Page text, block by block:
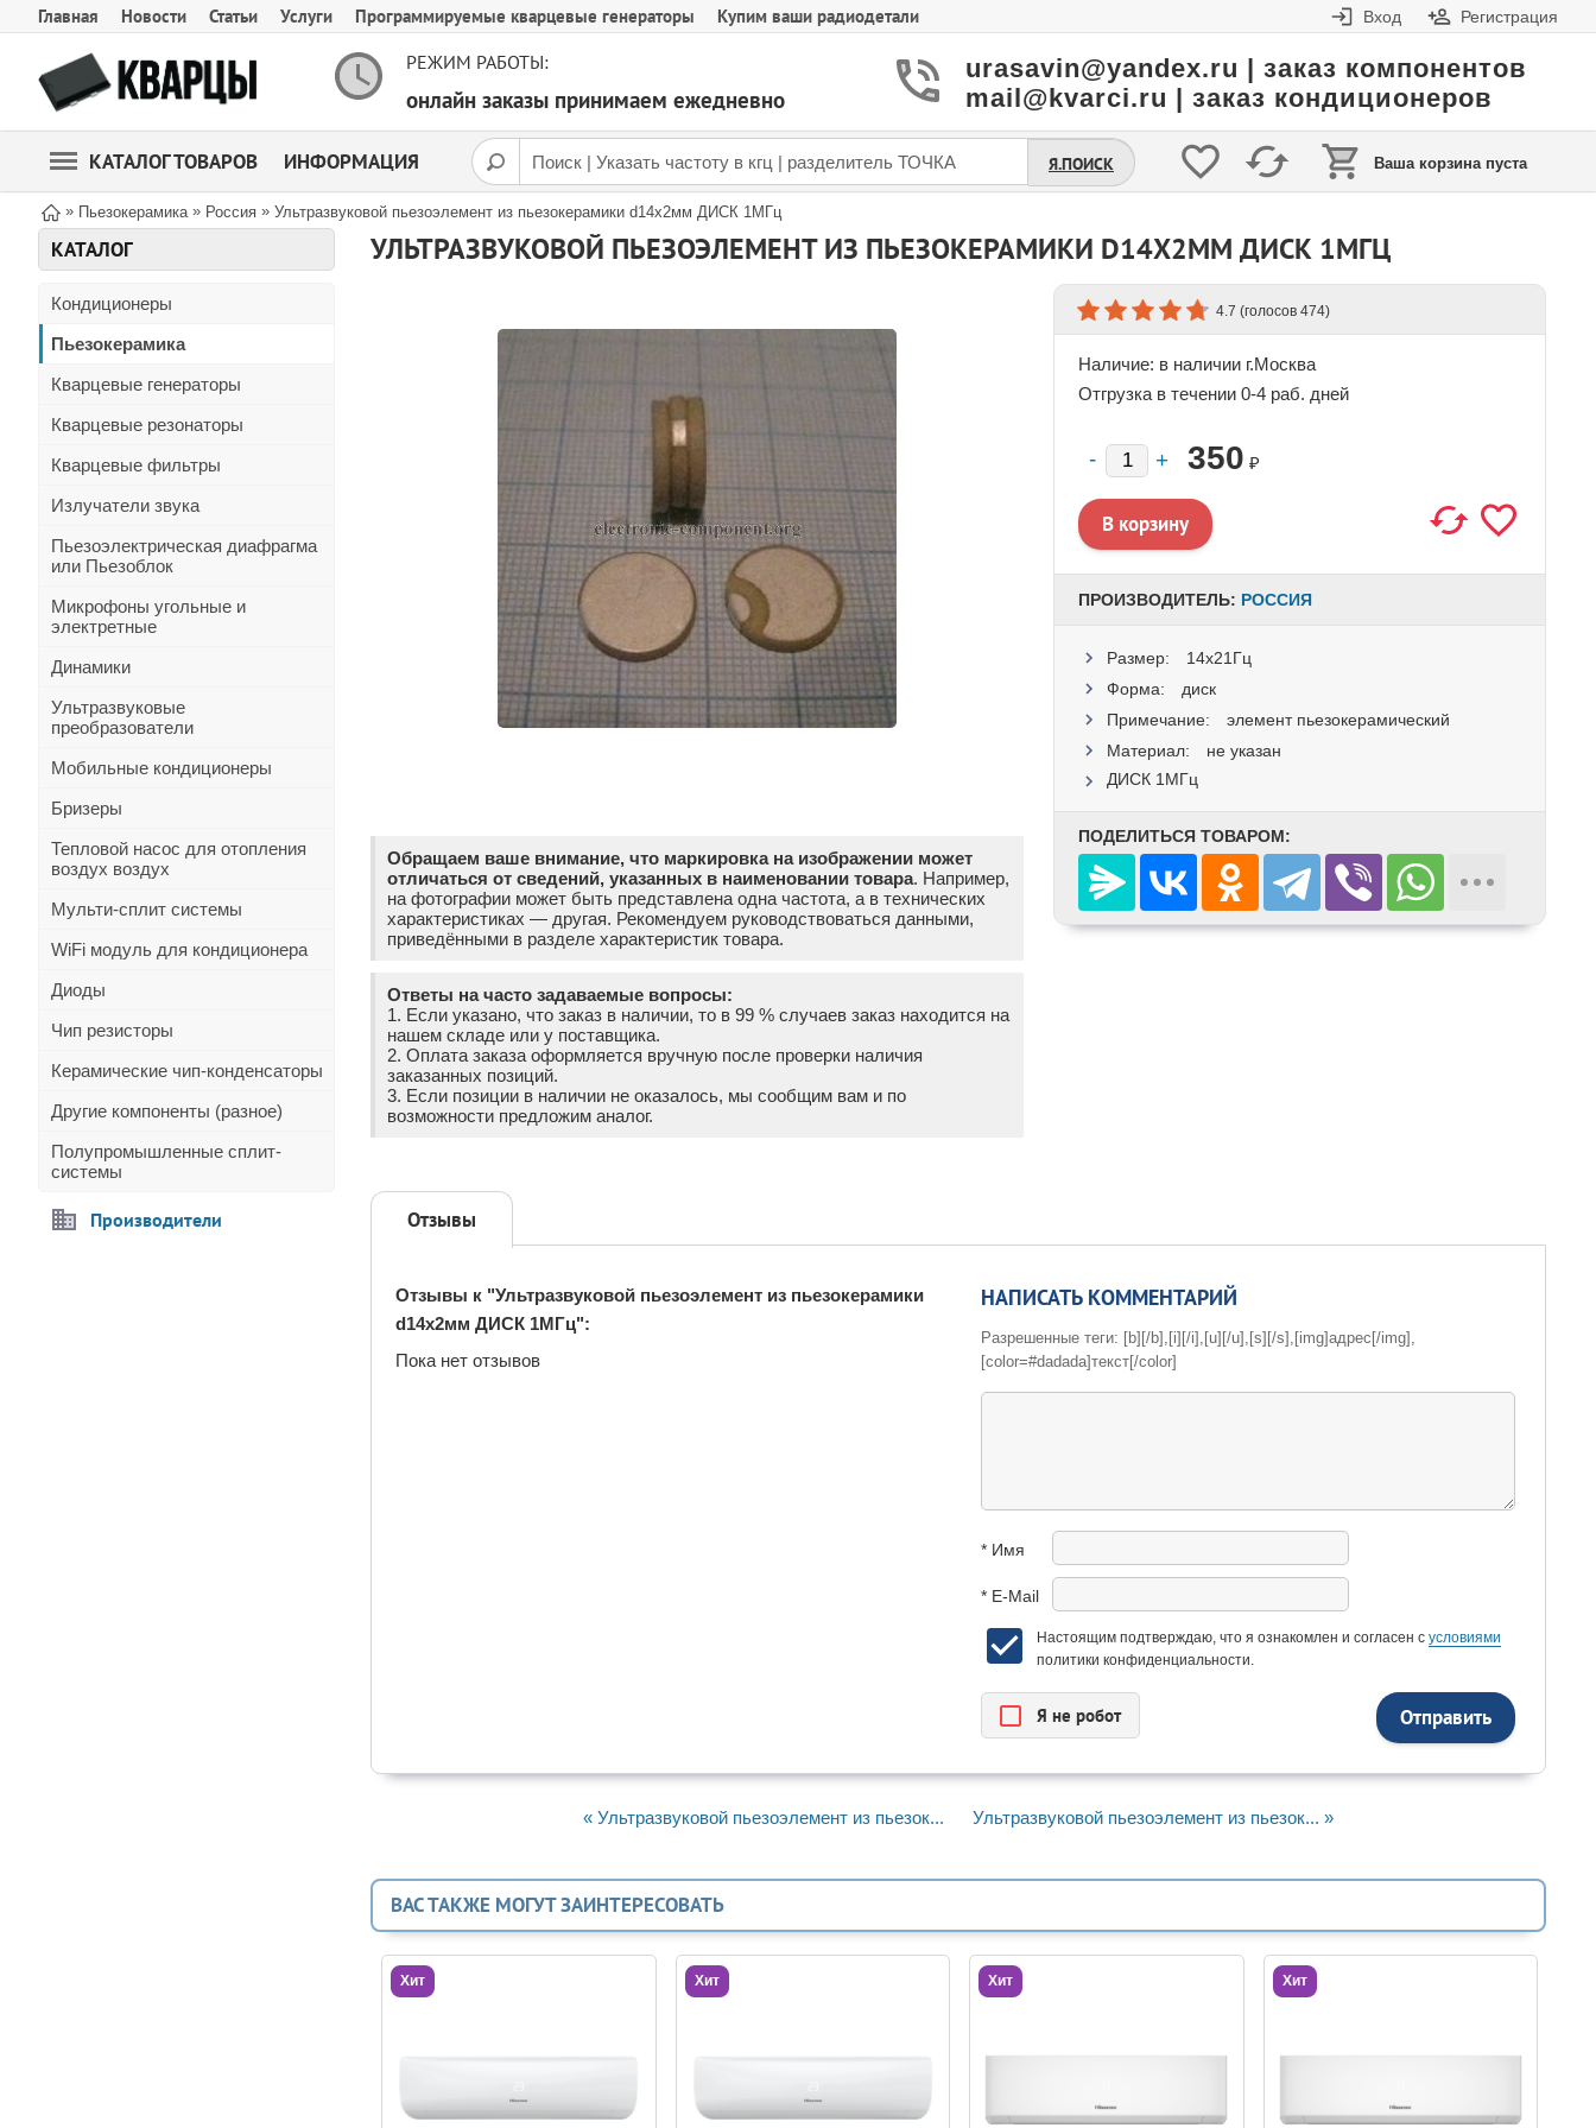
Главная Новости Статьи Услуги Программируемые кварцевые генераторы Купим ваши радиодетали Вход Регистрация
РЕЖИМ РАБОТЫ:
онлайн заказы принимаем ежедневно
urasavin@yandex.ru | заказ компонентов
mail@kvarci.ru | заказ кондиционеров
КАТАЛОГ ТОВАРОВ ИНФОРМАЦИЯ Ваша корзина пуста
Я.ПОИСК
» Пьезокерамика » Россия » Ультразвуковой пьезоэлемент из пьезокерамики d14x2мм ДИСК 1МГц
КАТАЛОГ
Кондиционеры
Пьезокерамика
Кварцевые генераторы
Кварцевые резонаторы
Кварцевые фильтры
Излучатели звука
Пьезоэлектрическая диафрагма
или Пьезоблок
Микрофоны угольные и
электретные
Динамики
Ультразвуковые
преобразователи
Мобильные кондиционеры
Бризеры
Тепловой насос для отопления
воздух воздух
Мульти-сплит системы
WiFi модуль для кондиционера
Диоды
Чип резисторы
Керамические чип-конденсаторы
Другие компоненты (разное)
Полупромышленные сплит-
системы
Производители
УЛЬТРАЗВУКОВОЙ ПЬЕЗОЭЛЕМЕНТ ИЗ ПЬЕЗОКЕРАМИКИ D14X2ММ ДИСК 1МГЦ
Обращаем ваше внимание, что маркировка на изображении может
отличаться от сведений, указанных в наименовании товара. Например,
на фотографии может быть представлена одна частота, а в технических
характеристиках — другая. Рекомендуем руководствоваться данными,
приведёнными в разделе характеристик товара.
Ответы на часто задаваемые вопросы:
1. Если указано, что заказ в наличии, то в 99 % случаев заказ находится на
нашем складе или у поставщика.
2. Оплата заказа оформляется вручную после проверки наличия
заказанных позиций.
3. Если позиции в наличии не оказалось, мы сообщим вам и по
возможности предложим аналог.
4.7 (голосов 474)
Наличие: в наличии г.Москва
Отгрузка в течении 0-4 раб. дней
350 ₽
ПРОИЗВОДИТЕЛЬ: РОССИЯ
Размер:
14x21Гц
Форма:
диск
Примечание:
элемент пьезокерамический
Материал:
не указан
ДИСК 1МГц
ПОДЕЛИТЬСЯ ТОВАРОМ:
Отзывы
Отзывы к "Ультразвуковой пьезоэлемент из пьезокерамики
d14x2мм ДИСК 1МГц":
Пока нет отзывов
НАПИСАТЬ КОММЕНТАРИЙ
Разрешенные теги: [b][/b],[i][/i],[u][/u],[s][/s],[img]адрес[/img],
[color=#dadada]текст[/color]
* Имя
* E-Mail
Настоящим подтверждаю, что я ознакомлен и согласен с условиями
политики конфиденциальности.
Я нe рoбoт
« Ультразвуковой пьезоэлемент из пьезок... Ультразвуковой пьезоэлемент из пьезок... »
ВАС ТАКЖЕ МОГУТ ЗАИНТЕРЕСОВАТЬ
Хит Хит Хит Хит